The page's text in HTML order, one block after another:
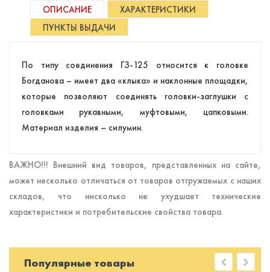
ОПИСАНИЕ
ХАРАКТЕРИСТИКИ
ПУНКТЫ ВЫДАЧИ
По типу соединения ГЗ-125 относится к головке
Богданова – имеет два «клыка» и наклонные площадки,
которые позволяют соединять головки-заглушки с
головками рукавными, муфтовыми, цапковыми.
Материал изделия – силумин.
ВАЖНО!!! Внешний вид товаров, представленных на сайте,
может несколько отличаться от товаров отгружаемых с наших
складов, что нисколько не ухудшает технические
характеристики и потребительские свойства товара.
Популярные товары